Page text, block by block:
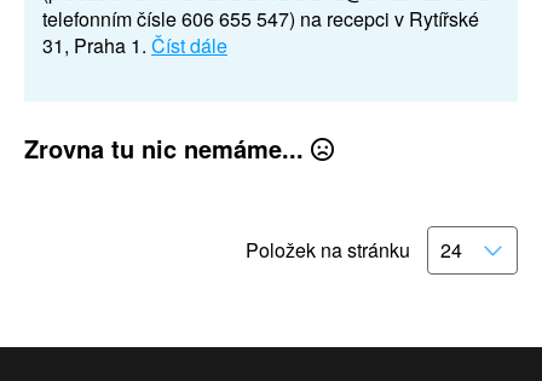
telefonním čísle 606 655 547) na recepci v Rytířské
31, Praha 1. Číst dále
Zrovna tu nic nemáme...
Položek na stránku